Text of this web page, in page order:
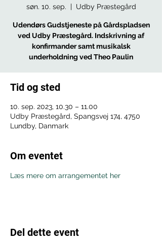
søn. 10. sep.
  |
Udby Præstegård
Udendørs Gudstjeneste på Gårdspladsen
ved Udby Præstegård. Indskrivning af
konfirmander samt musikalsk
underholdning ved Theo Paulin
Tid og sted
10. sep. 2023, 10.30 – 11.00
Udby Præstegård, Spangsvej 174, 4750
Lundby, Danmark
Om eventet
Læs mere om arrangementet her
Del dette event